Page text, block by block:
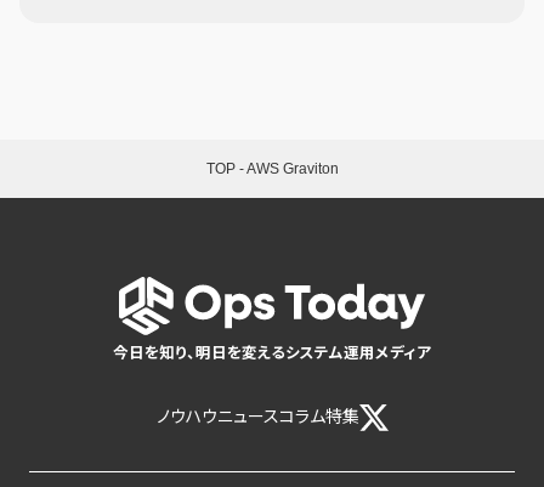
TOP-AWS Graviton
今日を知り、明日を変えるシステム運用メディア
ノウハウニュースコラム特集